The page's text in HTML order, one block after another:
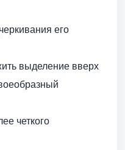
его
выделение вверх
четкого